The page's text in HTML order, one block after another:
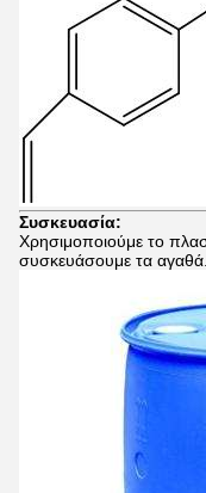
Συσκευασία:
Χρησιμοποιούμε το
συσκευάσουμε τα αγαθά.